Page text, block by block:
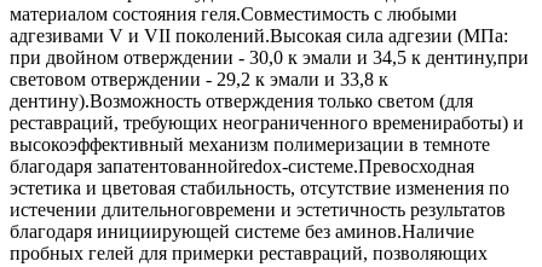
материалом состояния геля.Совместимость с любыми
адгезивами V и VII поколений.Высокая сила адгезии (МПа:
при двойном отверждении - 30,0 к эмали и 34,5 к дентину,при
световом отверждении - 29,2 к эмали и 33,8 к
дентину).Возможность отверждения только светом (для
реставраций, требующих неограниченного времениработы) и
высокоэффективный механизм полимеризации в темноте
благодаря запатентованнойredox-системе.Превосходная
эстетика и цветовая стабильность, отсутствие изменения по
истечении длительноговремени и эстетичность результатов
благодаря инициирующей системе без аминов.Наличие
пробных гелей для примерки реставраций, позволяющих